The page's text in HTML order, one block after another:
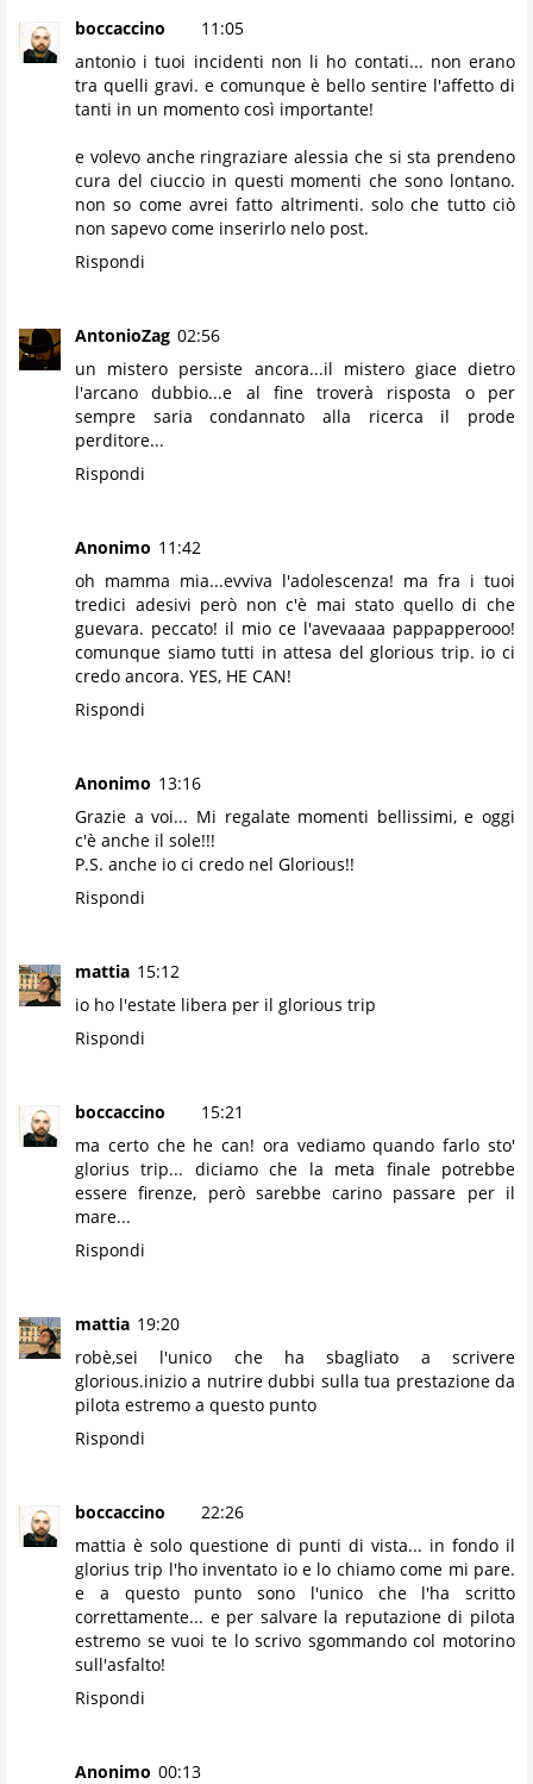
boccaccino
11:05
antonio i tuoi incidenti non li ho contati... non erano
tra quelli gravi. e comunque è bello sentire l'affetto di
tanti in un momento così importante!
e volevo anche ringraziare alessia che si sta prendeno
cura del ciuccio in questi momenti che sono lontano.
non so come avrei fatto altrimenti. solo che tutto ciò
non sapevo come inserirlo nelo post.
Rispondi
AntonioZag 02:56
un mistero persiste ancora...il mistero giace dietro
l'arcano dubbio...e al fine troverà risposta o per
sempre saria condannato alla ricerca il prode
perditore...
Rispondi
Anonimo 11:42
oh mamma mia...evviva l'adolescenza! ma fra i tuoi
tredici adesivi però non c'è mai stato quello di che
guevara. peccato! il mio ce l'avevaaaa pappapperooo!
comunque siamo tutti in attesa del glorious trip. io ci
credo ancora. YES, HE CAN!
Rispondi
Anonimo 13:16
Grazie a voi... Mi regalate momenti bellissimi, e oggi
c'è anche il sole!!!
P.S. anche io ci credo nel Glorious!!
Rispondi
mattia 15:12
io ho l'estate libera per il glorious trip
Rispondi
boccaccino
15:21
ma certo che he can! ora vediamo quando farlo sto'
glorius trip... diciamo che la meta finale potrebbe
essere firenze, però sarebbe carino passare per il
mare...
Rispondi
mattia 19:20
robè,sei l'unico che ha sbagliato a scrivere
glorious.inizio a nutrire dubbi sulla tua prestazione da
pilota estremo a questo punto
Rispondi
boccaccino
22:26
mattia è solo questione di punti di vista... in fondo il
glorius trip l'ho inventato io e lo chiamo come mi pare.
e a questo punto sono l'unico che l'ha scritto
correttamente... e per salvare la reputazione di pilota
estremo se vuoi te lo scrivo sgommando col motorino
sull'asfalto!
Rispondi
Anonimo 00:13